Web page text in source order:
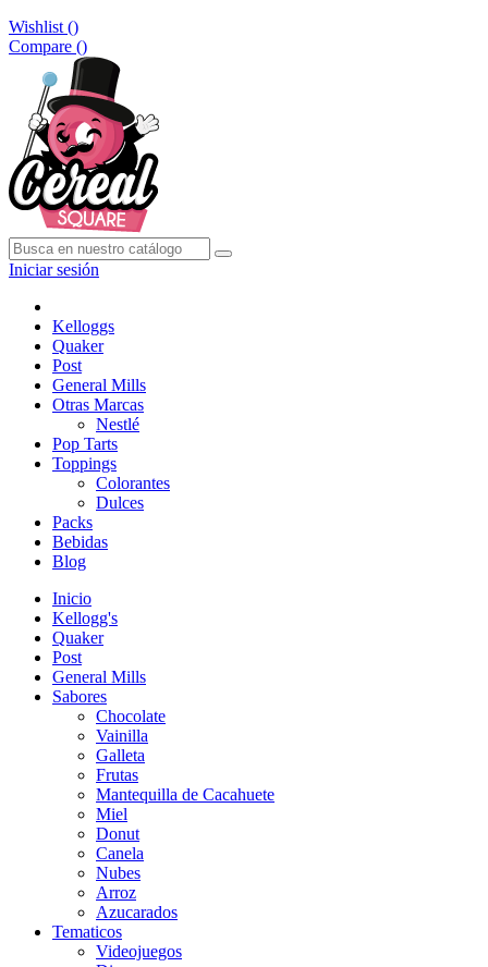
Wishlist ()
Compare ()
Iniciar sesión
Kelloggs
Quaker
Post
General Mills
Otras Marcas
Nestlé
Pop Tarts
Toppings
Colorantes
Dulces
Packs
Bebidas
Blog
Inicio
Kellogg's
Quaker
Post
General Mills
Sabores
Chocolate
Vainilla
Galleta
Frutas
Mantequilla de Cacahuete
Miel
Donut
Canela
Nubes
Arroz
Azucarados
Tematicos
Videojuegos